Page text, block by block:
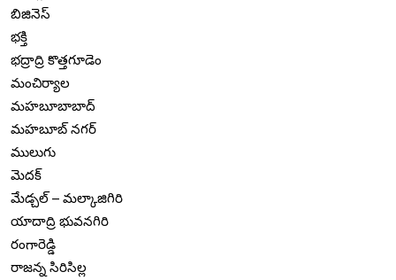
బిజినెస్
భక్తి
భద్రాద్రి కొత్తగూడెం
మంచిర్యాల
మహబూబాబాద్
మహబూబ్ నగర్
ములుగు
మెదక్
మేడ్చల్ – మల్కాజిగిరి
యాదాద్రి భువనగిరి
రంగారెడ్డి
రాజన్న సిరిసిల్ల